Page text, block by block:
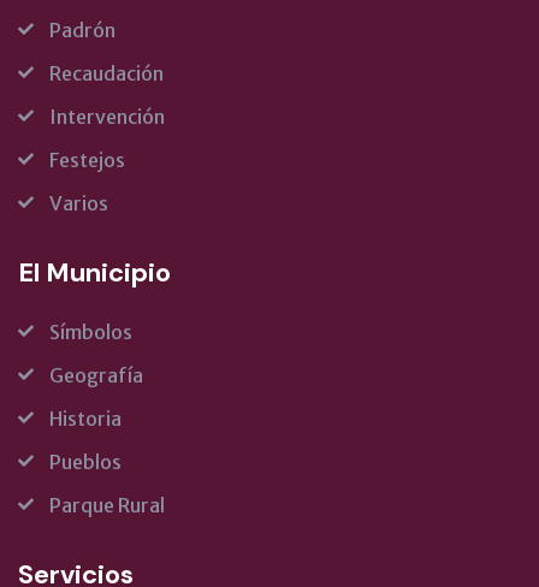
Padrón
Recaudación
Intervención
Festejos
Varios
El Municipio
Símbolos
Geografía
Historia
Pueblos
Parque Rural
Servicios